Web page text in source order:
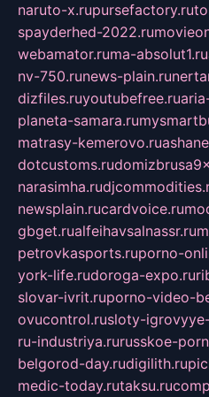
naruto-x.rupursefactory.ru
spayderhed-2022.ru
webamator.ruma-absolut1.ru
nv-750.runews-plain.ru
dizfiles.ruyoutubefree.ru
planeta-samara.ru
matrasy-kemerovo.ru
dotcustoms.ru
narasimha.ru
newsplain.rucardvoice.ru
gbget.rualfeihavsalnassr.ru
petrovkasports.ruporno-
york-life.rudoroga-expo.ru
slovar-ivrit.ruporno-video-
ovucontrol.rusloty-
ru-industriya.rurusskoe-
belgorod-day.rudigilith.ru
medic-today.rutaksu.ru